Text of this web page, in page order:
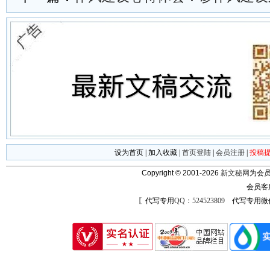
设为首页 加入收藏 首页登陆 会员注册 投稿
Copyright © 2001-2026 新文秘网 为会
会员
〖代写专用QQ：524523809代写专用微